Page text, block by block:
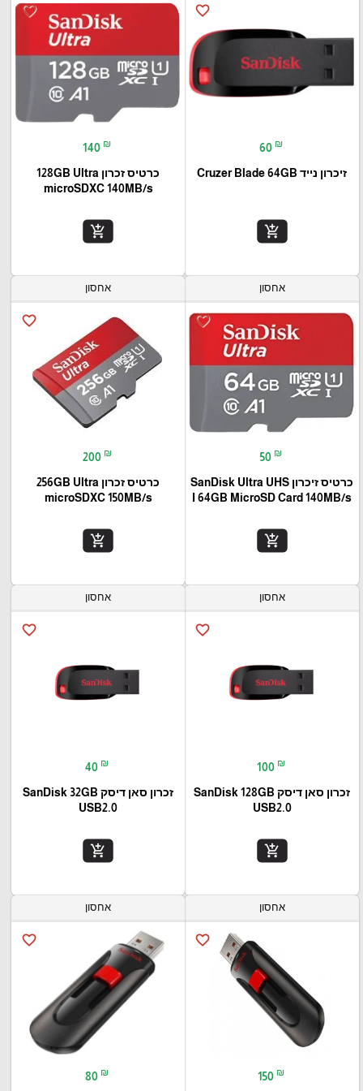
favorite_border
60 ₪
זיכרון נייד Cruzer Blade 64GB
add_shopping_cart
favorite_border
140 ₪
כרטיס זכרון 128GB Ultra
microSDXC 140MB/s
add_shopping_cart
אחסון
favorite_border
50 ₪
כרטיס זיכרון SanDisk Ultra UHS
I 64GB MicroSD Card 140MB/s
add_shopping_cart
אחסון
favorite_border
200 ₪
כרטיס זכרון 256GB Ultra
microSDXC 150MB/s
add_shopping_cart
אחסון
favorite_border
100 ₪
זכרון סאן דיסק SanDisk 128GB
USB2.0
add_shopping_cart
אחסון
favorite_border
40 ₪
זכרון סאן דיסק SanDisk 32GB
USB2.0
add_shopping_cart
אחסון
favorite_border
150 ₪
אחסון
favorite_border
80 ₪